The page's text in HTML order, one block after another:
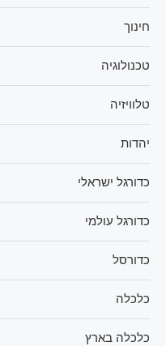
חינוך
טכנולוגיה
טלוויזיה
יהדות
כדורגל ישראלי
כדורגל עולמי
כדורסל
כלכלה
כלכלה בארץ